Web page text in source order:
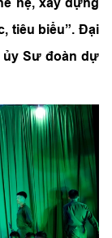
tiêu biểu”. Đại
ủy Sư đoàn dự